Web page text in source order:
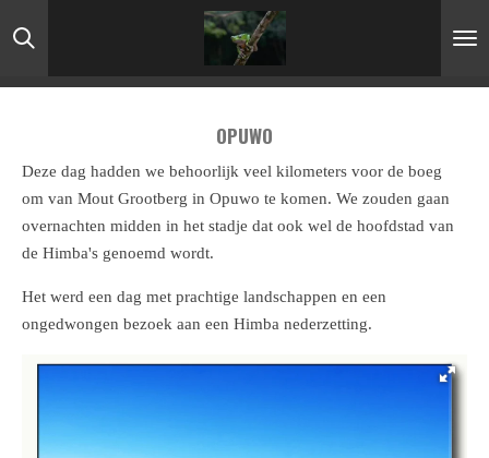
Ga
direct
OPUWO
Deze dag hadden we behoorlijk veel kilometers voor de boeg
om van Mout Grootberg in Opuwo te komen. We zouden gaan
overnachten midden in het stadje dat ook wel de hoofdstad van
de Himba's genoemd wordt.
Het werd een dag met prachtige landschappen en een
ongedwongen bezoek aan een Himba nederzetting.